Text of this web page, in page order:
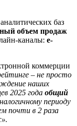
баз
объем продаж
е-
коммерции
– не просто
наших
2025 года общий
периоду
почти в 2 раза